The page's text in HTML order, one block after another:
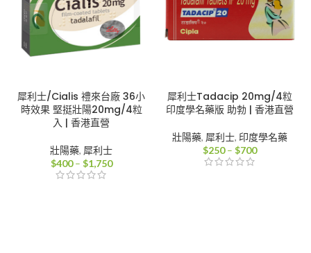
犀利士/Cialis 禮來台廠 36小
時效果 堅挺壯陽20mg/4粒
入 | 香港直營
壯陽藥, 犀利士
$400 – $1,750價
犀利士Tadacip 20mg/4粒
印度學名藥版 助勃 | 香港直營
壯陽藥, 犀利士, 印度學名藥
$250 – $700價